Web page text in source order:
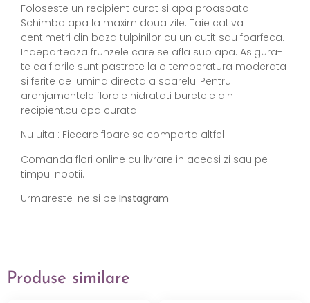
Foloseste un recipient curat si apa proaspata.
Schimba apa la maxim doua zile. Taie cativa
centimetri din baza tulpinilor cu un cutit sau foarfeca.
Indeparteaza frunzele care se afla sub apa. Asigura-
te ca florile sunt pastrate la o temperatura moderata
si ferite de lumina directa a soarelui.Pentru
aranjamentele florale hidratati buretele din
recipient,cu apa curata.
Nu uita : Fiecare floare se comporta altfel .
Comanda flori online cu livrare in aceasi zi sau pe
timpul noptii.
Urmareste-ne si pe Instagram
Produse similare